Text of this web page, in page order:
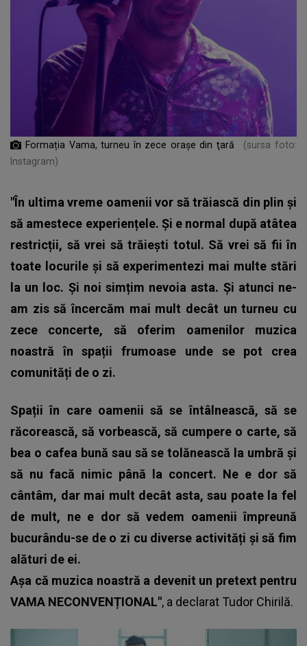
Formația Vama, turneu în zece oraşe din ţară
(sursa foto:
Instagram)
"În ultima vreme oamenii vor să trăiască din plin și
să amestece experiențele. Și e normal după atâtea
restricții, să vrei să trăiești totul. Să vrei să fii în
toate locurile și să experimentezi mai multe stări
la un loc. Și noi simțim nevoia asta. Și atunci ne-
am zis să încercăm mai mult decât un turneu cu
zece concerte, să oferim oamenilor muzica
noastră în spații frumoase unde se pot crea
comunități de o zi.
Spații în care oamenii să se întâlnească, să se
răcorească, să vorbească, să cumpere o carte, să
bea o cafea bună sau să se tolănească la umbră și
să nu facă nimic până la concert. Ne e dor să
cântâm, dar mai mult decât asta, sau poate la fel
de mult, ne e dor să vedem oamenii împreună
bucurându-se de o zi cu diverse activități și să fim
alături de ei.
Așa că muzica noastră a devenit un pretext pentru
VAMA NECONVENȚIONAL", a declarat Tudor Chirilă.